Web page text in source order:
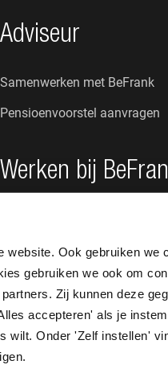
website. Ook gebruiken we
gebruiken we ook om
Zij kunnen deze
accepteren' als je
wilt. Onder 'Zelf instellen'
Adviseur
Samenwerken met BeFrank
Pensioenvoorstel aanvragen
Werken bij
Vacatures